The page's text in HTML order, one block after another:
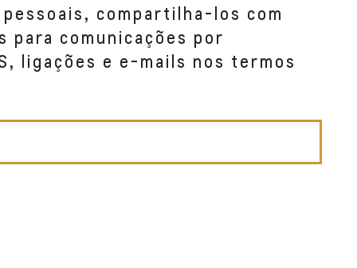
compartilha-los com
para comunicações por
ligações e e-mails nos termos